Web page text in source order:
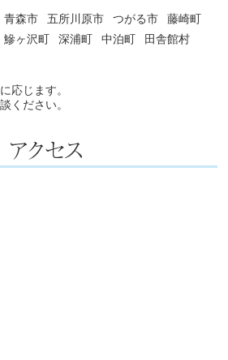
青森市 五所川原市 つがる市
藤崎町
鰺ヶ沢町 深浦町 中泊町
田舎館村
応じます。
ください。